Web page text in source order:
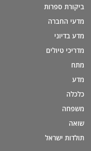
ביקורת ספרות
מדעי החברה
מדע בדיוני
מדריכי טיולים
מתח
מדע
כלכלה
משפחה
שואה
תולדות ישראל